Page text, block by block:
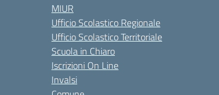
MIUR
Ufficio Scolastico Regionale
Ufficio Scolastico Territoriale
Scuola in Chiaro
Iscrizioni On Line
Invalsi